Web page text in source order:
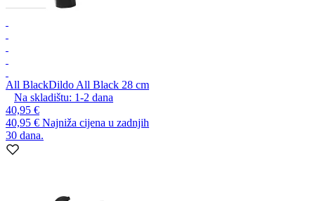
All BlackDildo All Black 28 cm
Na skladištu: 1-2 dana
40,95 €
40,95 € Najniža cijena u zadnjih
30 dana.